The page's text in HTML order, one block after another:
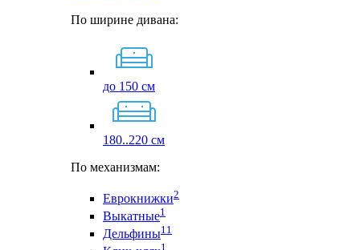
По ширине дивана:
до 150 см
180..220 см
По механизмам:
Еврокнижки2
Выкатные1
Дельфины11
1